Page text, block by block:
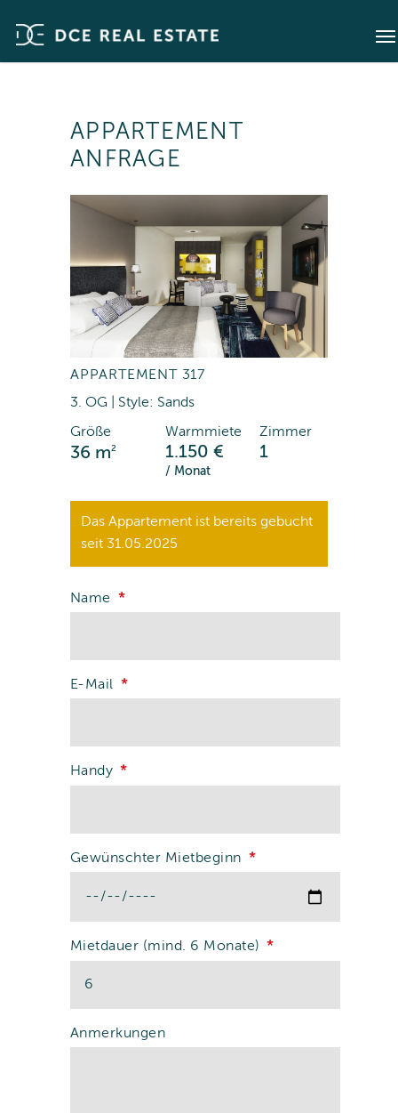
APPARTEMENT
ANFRAGE
APPARTEMENT 317
3. OG | Style: Sands
Größe
36 m2
Warmmiete
1.150 €
/ Monat
Zimmer
1
Das Appartement ist bereits gebucht
seit 31.05.2025
Name
E-Mail
Handy
Gewünschter Mietbeginn
Mietdauer (mind. 6 Monate)
Anmerkungen